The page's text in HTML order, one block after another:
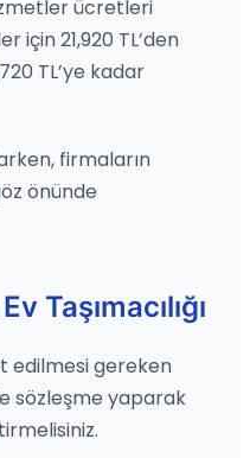
ücretleri
için 21,920 TL’den
TL’ye kadar
firmaların
önünde
Taşımacılığı
edilmesi gereken
sözleşme yaparak